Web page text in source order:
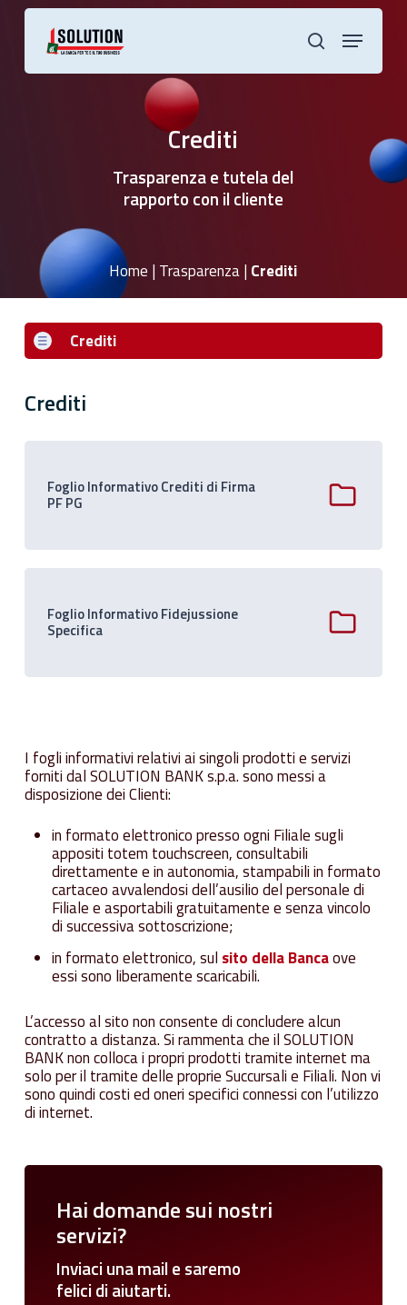
Skip
cerca
Menu
Crediti
Trasparenza e tutela del
rapporto con il cliente
Home | Trasparenza| Crediti
Crediti
Crediti
Foglio Informativo Crediti di Firma
PF PG
Foglio Informativo Fidejussione
Specifica
I fogli informativi relativi ai singoli prodotti e servizi
forniti dal SOLUTION BANK s.p.a. sono messi a
disposizione dei Clienti:
in formato elettronico presso ogni Filiale sugli
appositi totem touchscreen, consultabili
direttamente e in autonomia, stampabili in formato
cartaceo avvalendosi dell’ausilio del personale di
Filiale e asportabili gratuitamente e senza vincolo
di successiva sottoscrizione;
in formato elettronico, sul sito della Bancaove
essi sono liberamente scaricabili.
L’accesso al sito non consente di concludere alcun
contratto a distanza. Si rammenta che il SOLUTION
BANK non colloca i propri prodotti tramite internet ma
solo per il tramite delle proprie Succursali e Filiali. Non vi
sono quindi costi ed oneri specifici connessi con l’utilizzo
di internet.
Haidomandesui nostri
servizi?
Inviaciunamaile saremo
felicidiaiutarti.